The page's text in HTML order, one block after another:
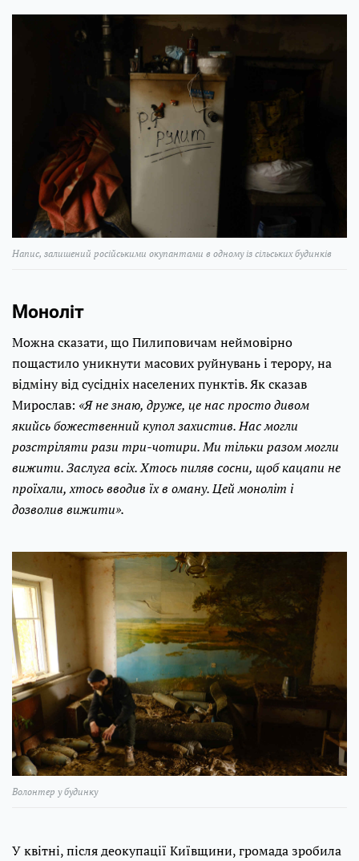
Напис, залишений російськими окупантами в одному із сільських будинків
Моноліт
Можна сказати, що Пилиповичам неймовірно
пощастило уникнути масових руйнувань і терору, на
відміну від сусідніх населених пунктів. Як сказав
Мирослав: «Я не знаю, друже, це нас просто дивом
якийсь божественний купол захистив. Нас могли
розстріляти рази три-чотири. Ми тільки разом могли
вижити. Заслуга всіх. Хтось пиляв сосни, щоб кацапи не
проїхали, хтось вводив їх в оману. Цей моноліт і
дозволив вижити».
Волонтер у будинку
У квітні, після деокупації Київщини, громада зробила